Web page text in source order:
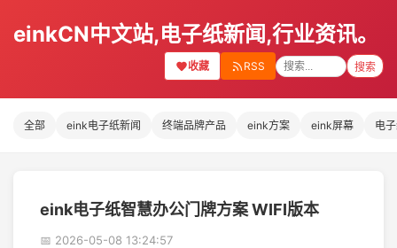
einkCN中文站,电子纸新闻,行业资讯。
收藏 RSS 搜索
全部 eink电子纸新闻 终端品牌产品 eink方案 eink屏幕 电
eink电子纸智慧办公门牌方案 WIFI版本
📅 2026-05-08 13:24:57